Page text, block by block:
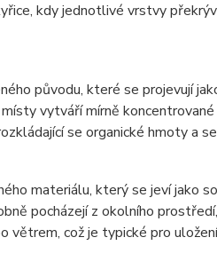
kdy jednotlivé vrstvy
původu, které se projevují
vytváří mírně
se organické hmoty a
materiálu, který se jeví jako
pocházejí z okolního
což je typické pro